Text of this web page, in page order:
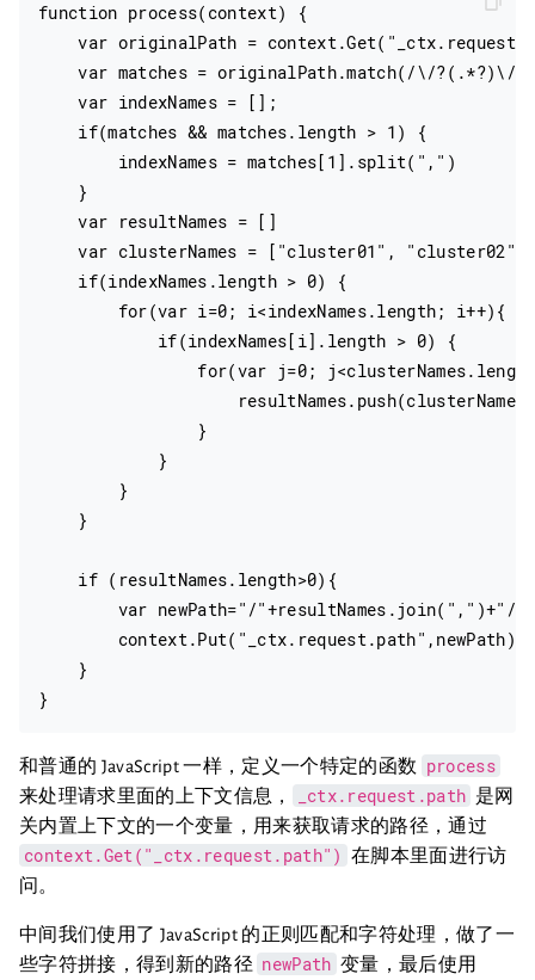
function process(context) {
var originalPath =
var matches = originalPath.match(/\/?(.*?)\/
    var indexNames = [];
    if(matches && matches.length > 1) {
        indexNames = matches[1].split(",")
    }
    var resultNames = []
    var clusterNames = ["cluster01", "cluster02"]
    if(indexNames.length > 0) {
        for(var i=0; i<indexNames.length; i++){
            if(indexNames[i].length > 0) {
for(var j=0;
                }
            }
        }
    }
    if (resultNames.length>0){
var newPath="/"+resultNames.join(",")+"/
        context.Put("_ctx.request.path",newPath);
    }
和普通的 JavaScript 一样，定义一个特定的函数 process
来处理请求里面的上下文信息， _ctx.request.path 是网
关内置上下文的一个变量，用来获取请求的路径，通过
context.Get("_ctx.request.path")
在脚本里面进行访
问。
中间我们使用了 JavaScript 的正则匹配和字符处理，做了一
些字符拼接，得到新的路径 newPath 变量，最后使用